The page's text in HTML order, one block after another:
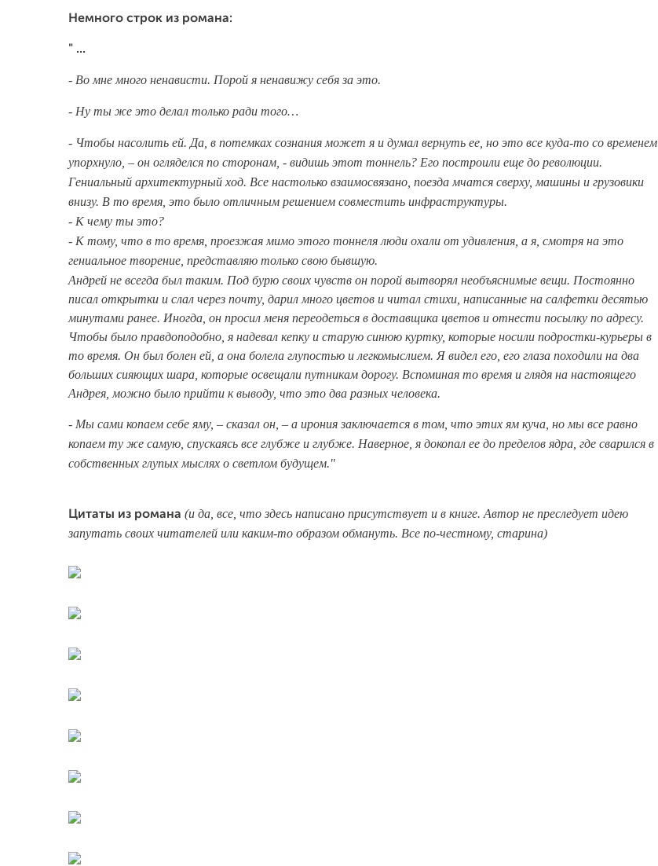
Немного строк из романа:
" ...
- Во мне много ненависти. Порой я ненавижу себя за это.
- Ну ты же это делал только ради того…
- Чтобы насолить ей. Да, в потемках сознания может я и думал вернуть ее, но это все куда-то со временем
упорхнуло, – он огляделся по сторонам, - видишь этот тоннель? Его построили еще до революции.
Гениальный архитектурный ход. Все настолько взаимосвязано, поезда мчатся сверху, машины и грузовики
внизу. В то время, это было отличным решением совместить инфраструктуры.
- К чему ты это?
- К тому, что в то время, проезжая мимо этого тоннеля люди охали от удивления, а я, смотря на это
гениальное творение, представляю только свою бывшую.
Андрей не всегда был таким. Под бурю своих чувств он порой вытворял необъяснимые вещи. Постоянно
писал открытки и слал через почту, дарил много цветов и читал стихи, написанные на салфетки десятью
минутами ранее. Иногда, он просил меня переодеться в доставщика цветов и отнести посылку по адресу.
Чтобы было правдоподобно, я надевал кепку и старую синюю куртку, которые носили подростки-курьеры в
то время. Он был болен ей, а она болела глупостью и легкомыслием. Я видел его, его глаза походили на два
больших сияющих шара, которые освещали путникам дорогу. Вспоминая то время и глядя на настоящего
Андрея, можно было прийти к выводу, что это два разных человека.
- Мы сами копаем себе яму, – сказал он, – а ирония заключается в том, что этих ям куча, но мы все равно
копаем ту же самую, спускаясь все глубже и глубже. Наверное, я докопал ее до пределов ядра, где сварился в
собственных глупых мыслях о светлом будущем."
Цитаты из романа (и да, все, что здесь написано присутствует и в книге. Автор не преследует идею
запутать своих читателей или каким-то образом обмануть. Все по-честному, старина)